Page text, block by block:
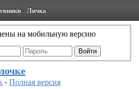
Личка
на мобильную версию
-Полная версия